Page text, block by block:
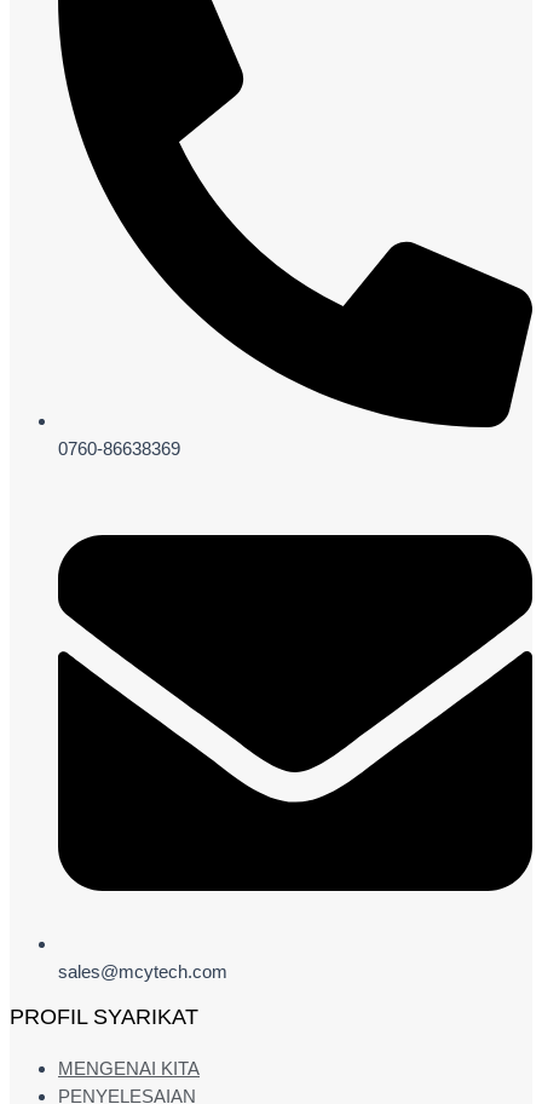
0760-86638369
sales@mcytech.com
PROFIL SYARIKAT
MENGENAI KITA
PENYELESAIAN